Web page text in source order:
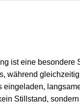
ist eine besondere
während
Stillstand,